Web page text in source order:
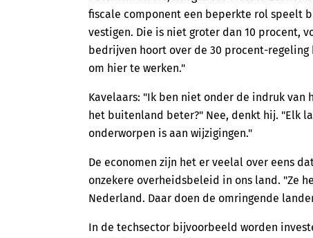
fiscale component een beperkte rol speelt
vestigen. Die is niet groter dan 10 procent,
bedrijven hoort over de 30 procent-
om hier te werken."
Kavelaars: "Ik ben niet onder de indruk van
het buitenland beter?" Nee, denkt hij. "Elk
onderworpen is aan wijzigingen."
De economen zijn het er veelal over eens
onzekere overheidsbeleid in ons land. "Ze
Nederland. Daar doen de omringende
In de techsector bijvoorbeeld worden